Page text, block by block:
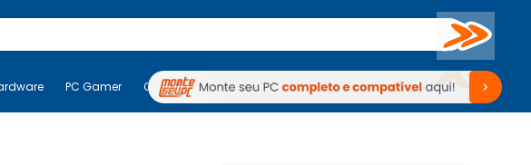
Buscar
Ninja Hardware PC Gamer Computadores Periféricos TV Venda no KaBuM!
PC Gamer Computadores Periféricos TV Venda no KaBuM!